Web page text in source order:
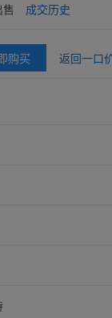
售 成交历史
购买 返回一口